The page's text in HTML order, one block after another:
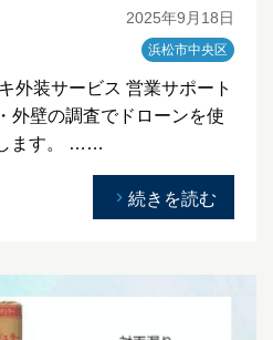
2025年9月18日
浜松市中央区
外装サービス 営業サポート
外壁の調査でドローンを使
ます。 ……
続きを読む